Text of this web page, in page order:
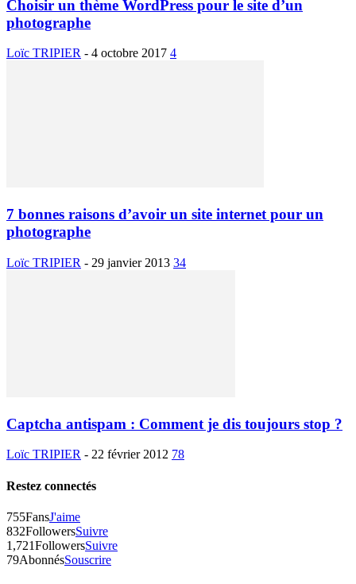
Choisir un thème WordPress pour le site d’un
photographe
Loïc TRIPIER - 4 octobre 2017 4
7 bonnes raisons d’avoir un site internet pour un
photographe
Loïc TRIPIER - 29 janvier 2013 34
Captcha antispam : Comment je dis toujours stop ?
Loïc TRIPIER - 22 février 2012 78
Restez connectés
755FansJ'aime
832FollowersSuivre
1,721FollowersSuivre
79AbonnésSouscrire